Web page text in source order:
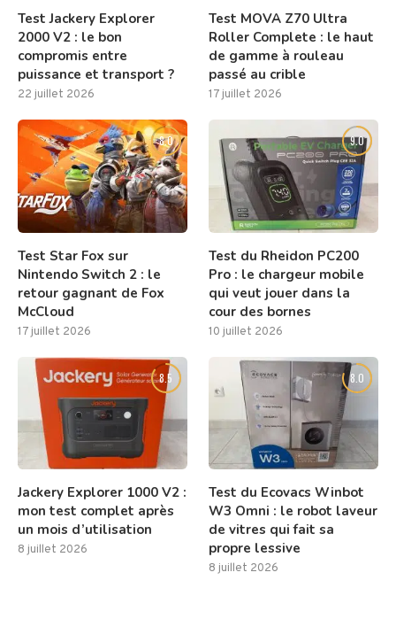
Test Jackery Explorer
2000 V2 : le bon
compromis entre
puissance et transport ?
22 juillet 2026
Test MOVA Z70 Ultra
Roller Complete : le haut
de gamme à rouleau
passé au crible
17 juillet 2026
8.0
Test Star Fox sur
Nintendo Switch 2 : le
retour gagnant de Fox
McCloud
17 juillet 2026
9.0
Test du Rheidon PC200
Pro : le chargeur mobile
qui veut jouer dans la
cour des bornes
10 juillet 2026
8.5
Jackery Explorer 1000 V2 :
mon test complet après
un mois d’utilisation
8 juillet 2026
8.0
Test du Ecovacs Winbot
W3 Omni : le robot laveur
de vitres qui fait sa
propre lessive
8 juillet 2026